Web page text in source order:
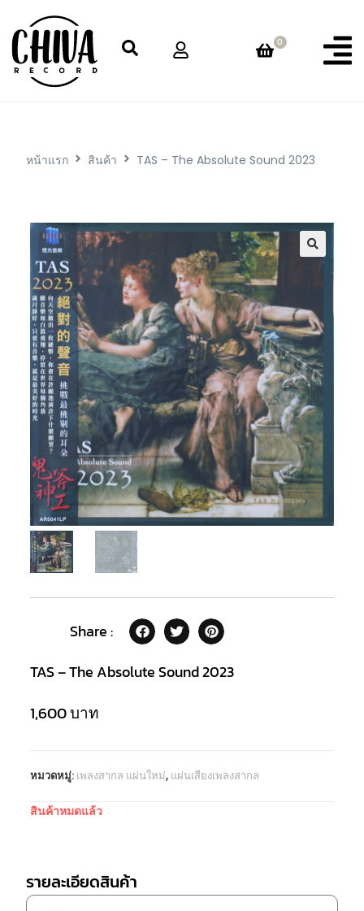
0
หน้าแรก สินค้า TAS – The Absolute Sound 2023
Share :
TAS – The Absolute Sound 2023
1,600บาท
หมวดหมู่: เพลงสากล แผ่นใหม่, แผ่นเสียงเพลงสากล
สินค้าหมดแล้ว
รายละเอียดสินค้า